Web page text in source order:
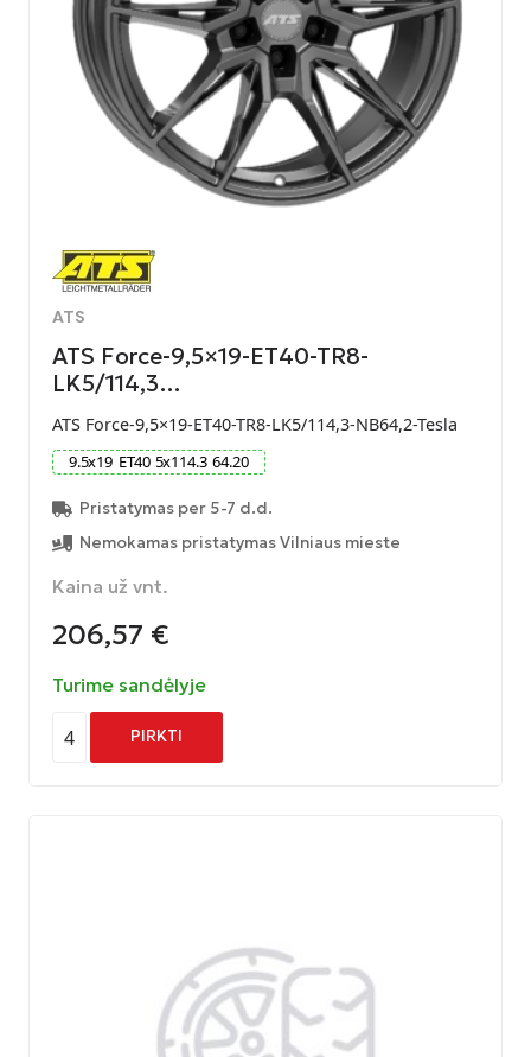
ATS
ATS Force-9,5×19-ET40-TR8-
LK5/114,3…
ATS Force-9,5×19-ET40-TR8-LK5/114,3-NB64,2-Tesla
9.5x19 ET40 5x114.3 64.20
Pristatymas per 5-7 d.d.
Nemokamas pristatymas Vilniaus mieste
Kaina už vnt.
206,57 €
Turime sandėlyje
4 PIRKTI